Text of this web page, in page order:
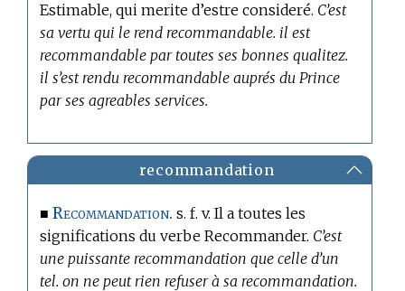
Estimable, qui merite d’estre consideré. C’est
sa vertu qui le rend recommandable. il est
recommandable par toutes ses bonnes qualitez.
il s’est rendu recommandable auprés du Prince
par ses agreables services.
recommandation
■Recommandation. s. f. v. Il a toutes les
significations du verbe Recommander. C’est
une puissante recommandation que celle d’un
tel. on ne peut rien refuser à sa recommandation.